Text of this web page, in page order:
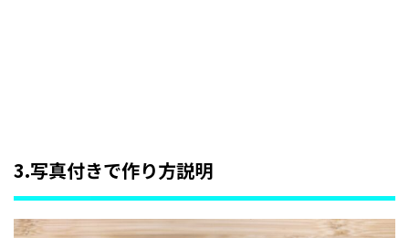
3.写真付きで作り方説明